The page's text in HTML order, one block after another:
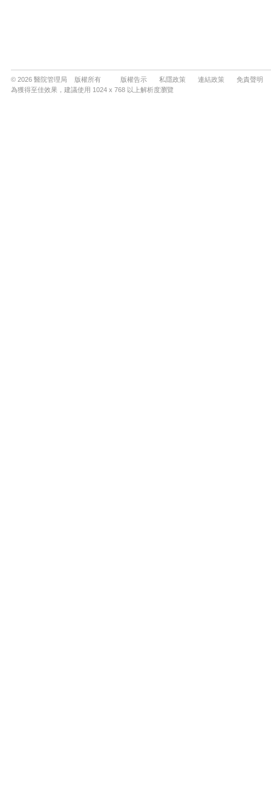
© 2026 醫院管理局 版權所有 版權告示 私隱政策 連結政策
免責聲明
為獲得至佳效果，建議使用 1024 x 768 以上解析度瀏覽